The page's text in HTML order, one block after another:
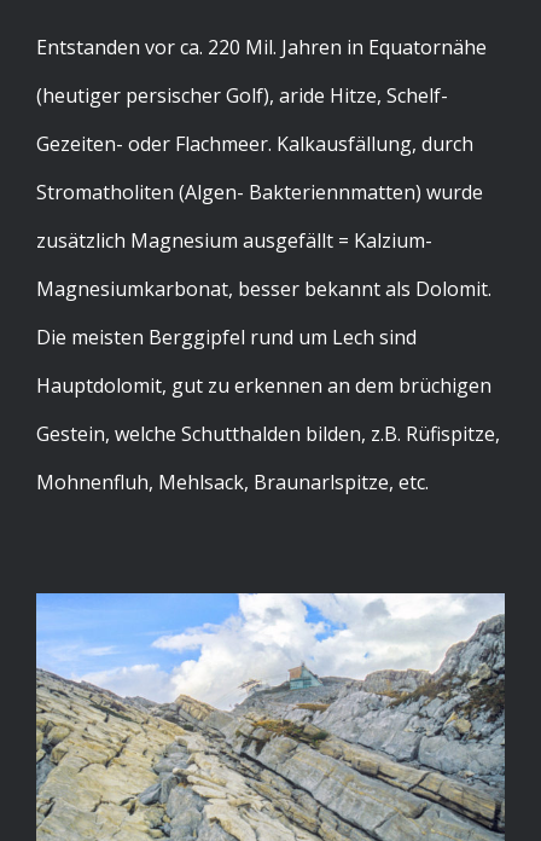
Entstanden vor ca. 220 Mil. Jahren in Equatornähe
(heutiger persischer Golf), aride Hitze, Schelf-
Gezeiten- oder Flachmeer. Kalkausfällung, durch
Stromatholiten (Algen- Bakteriennmatten) wurde
zusätzlich Magnesium ausgefällt = Kalzium-
Magnesiumkarbonat, besser bekannt als Dolomit.
Die meisten Berggipfel rund um Lech sind
Hauptdolomit, gut zu erkennen an dem brüchigen
Gestein, welche Schutthalden bilden, z.B. Rüfispitze,
Mohnenfluh, Mehlsack, Braunarlspitze, etc.